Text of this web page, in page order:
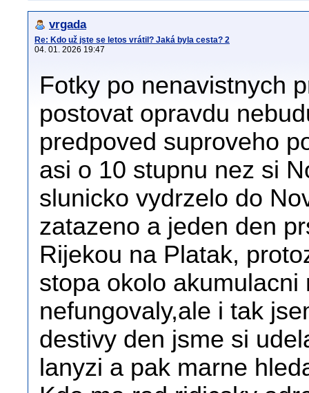
vrgada
Re: Kdo už jste se letos vrátil? Jaká byla cesta? 2
04. 01. 2026 19:47
Fotky po nenavistnych
postovat opravdu
predpoved suproveho
asi o 10 stupnu nez si
slunicko vydrzelo do
zatazeno a jeden den
Rijekou na Platak,
stopa okolo
nefungovaly,ale i tak
destivy den jsme si
lanyzi a pak marne